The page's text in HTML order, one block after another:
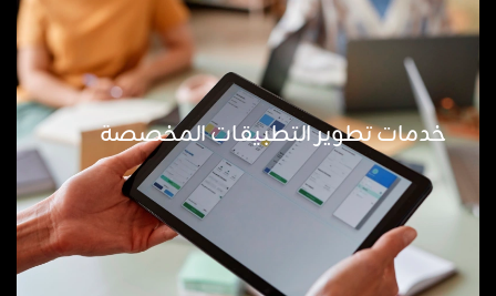
خدمات تطوير التطبيقات المخصصة